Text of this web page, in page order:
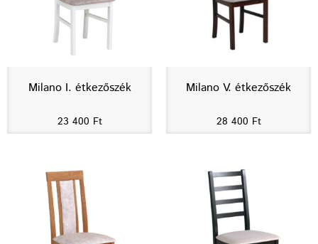
Milano I. étkezőszék
23 400 Ft
Milano V. étkezőszék
28 400 Ft